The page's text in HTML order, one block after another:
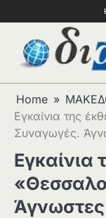
Home
Εγκαίνια της
Συναγωγές.
Εγκαίνια
Άγνωστες